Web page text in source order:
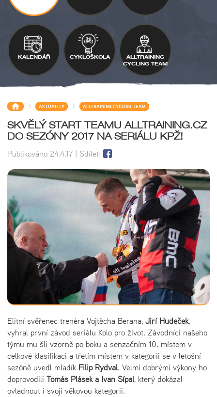
KALENDÁŘ CYKLOŠKOLA
ALLTRAINING
CYCLING TEAM
> AKTUALITY > ALLTRAINING CYCLING TEAM
SKVĚLÝ START TEAMU ALLTRAINING.CZ
DO SEZÓNY 2017 NA SERIÁLU KPŽ!
Publikováno 24.4.17 | Sdílet:
Elitní svěřenec trenéra Vojtěcha Berana, Jiří Hudeček,
vyhral první závod seriálu Kolo pro život. Závodníci našeho
týmu mu šli vzorně po boku a senzačním 10. místem v
celkové klasifikaci a třetím místem v kategorii se v letošní
sezóně uvedl mladík Filip Rydval. Velmi dobrými výkony ho
doprovodili Tomáš Plášek a Ivan Šípal, který dokázal
ovladnout i svoji věkovou kategorii.